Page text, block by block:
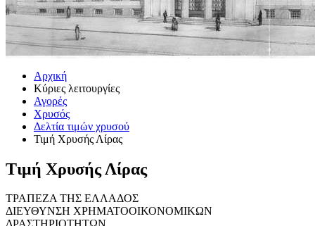
Αρχική
Κύριες λειτουργίες
Αγορές
Χρυσός
Δελτία τιμών χρυσού
Τιμή Χρυσής Λίρας
Τιμή Χρυσής Λίρας
ΤΡΑΠΕΖΑ ΤΗΣ ΕΛΛΑΔΟΣ
ΔΙΕΥΘΥΝΣΗ ΧΡΗΜΑΤΟΟΙΚΟΝΟΜΙΚΩΝ